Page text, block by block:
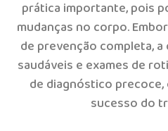
prática importante, pois
mudanças no corpo.
de prevenção completa,
saudáveis e exames de
de diagnóstico precoce,
sucesso do